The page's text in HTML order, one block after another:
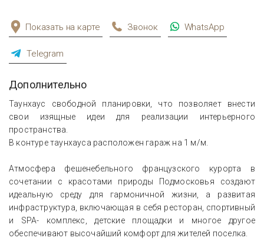
Показать на карте Звонок WhatsApp
Telegram
Дополнительно
Таунхаус свободной планировки, что позволяет внести
свои изящные идеи для реализации интерьерного
пространства.
В контуре таунхауса расположен гараж на 1 м/м.
Атмосфера фешенебельного французского курорта в
сочетании с красотами природы Подмосковья создают
идеальную среду для гармоничной жизни, а развитая
инфраструктура, включающая в себя ресторан, спортивный
и SPA- комплекс, детские площадки и многое другое
обеспечивают высочайший комфорт для жителей поселка.